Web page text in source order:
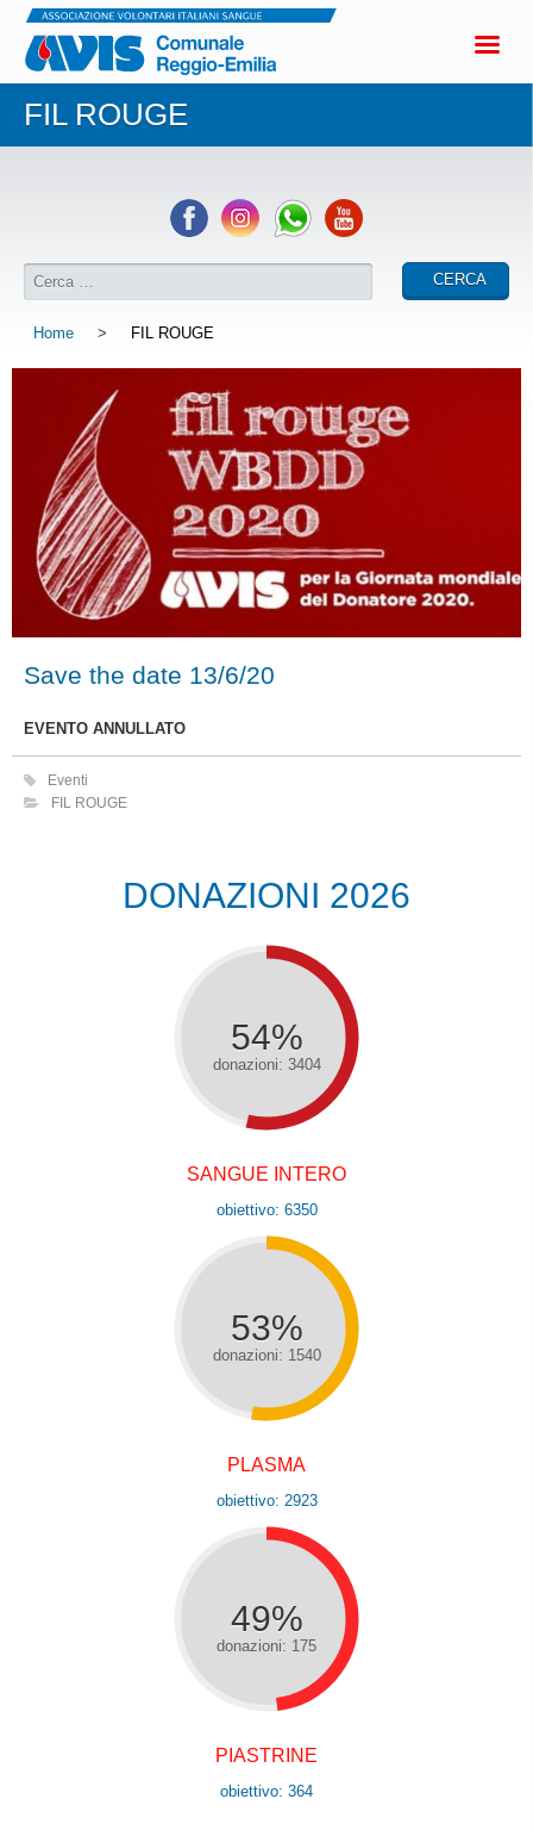
FIL ROUGE
Home > FIL ROUGE
Save the date 13/6/20
EVENTO ANNULLATO
Eventi
FIL ROUGE
DONAZIONI 2026
54%
donazioni: 3404
SANGUE INTERO
obiettivo: 6350
53%
donazioni: 1540
PLASMA
obiettivo: 2923
49%
donazioni: 175
PIASTRINE
obiettivo: 364